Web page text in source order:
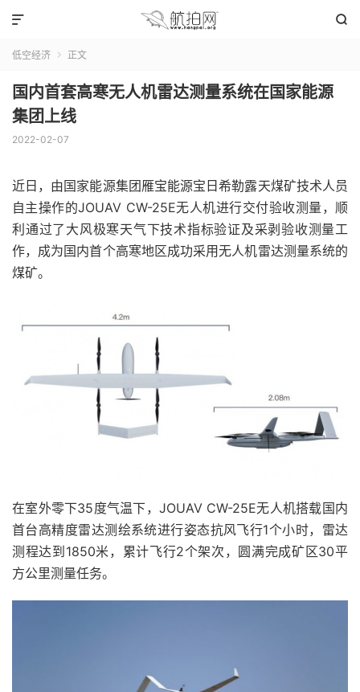


低空经济  正文
国内首套高寒无人机雷达测量系统在国家能源
集团上线
2022-02-07
近日，由国家能源集团雁宝能源宝日希勒露天煤矿技术人员
自主操作的JOUAV CW-25E无人机进行交付验收测量，顺
利通过了大风极寒天气下技术指标验证及采剥验收测量工
作，成为国内首个高寒地区成功采用无人机雷达测量系统的
煤矿。
在室外零下35度气温下，JOUAV CW-25E无人机搭载国内
首台高精度雷达测绘系统进行姿态抗风飞行1个小时，雷达
测程达到1850米，累计飞行2个架次，圆满完成矿区30平
方公里测量任务。